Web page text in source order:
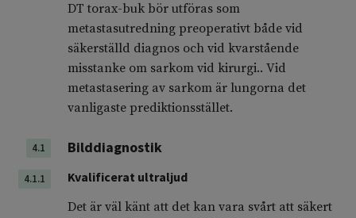
DT torax-buk bör utföras som
metastasutredning preoperativt både vid
säkerställd diagnos och vid kvarstående
misstanke om sarkom vid kirurgi.. Vid
metastasering av sarkom är lungorna det
vanligaste prediktionsstället.
4.1 Bilddiagnostik
4.1.1
Kvalificerat ultraljud
Det är väl känt att det kan vara svårt att säkert